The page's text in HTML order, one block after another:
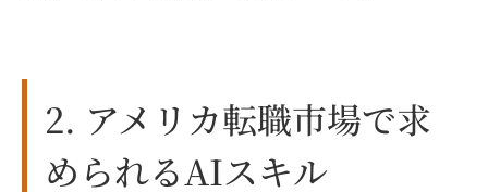
2. アメリカ転職市場で求
められるAIスキル